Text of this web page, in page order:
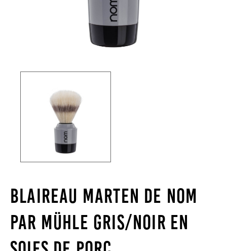
Blaireau Marten De NOM
Par Mühle Gris/noir En